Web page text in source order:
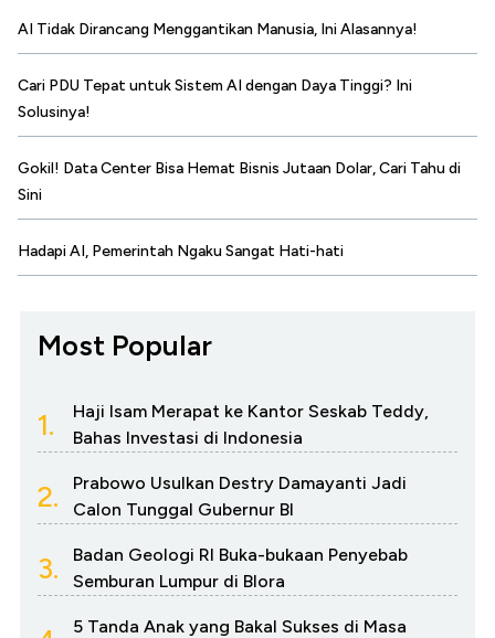
AI Tidak Dirancang Menggantikan Manusia, Ini Alasannya!
Cari PDU Tepat untuk Sistem AI dengan Daya Tinggi? Ini
Solusinya!
Gokil! Data Center Bisa Hemat Bisnis Jutaan Dolar, Cari Tahu di
Sini
Hadapi AI, Pemerintah Ngaku Sangat Hati-hati
Most Popular
1.
Haji Isam Merapat ke Kantor Seskab Teddy,
Bahas Investasi di Indonesia
2.
Prabowo Usulkan Destry Damayanti Jadi
Calon Tunggal Gubernur BI
3.
Badan Geologi RI Buka-bukaan Penyebab
Semburan Lumpur di Blora
5 Tanda Anak yang Bakal Sukses di Masa